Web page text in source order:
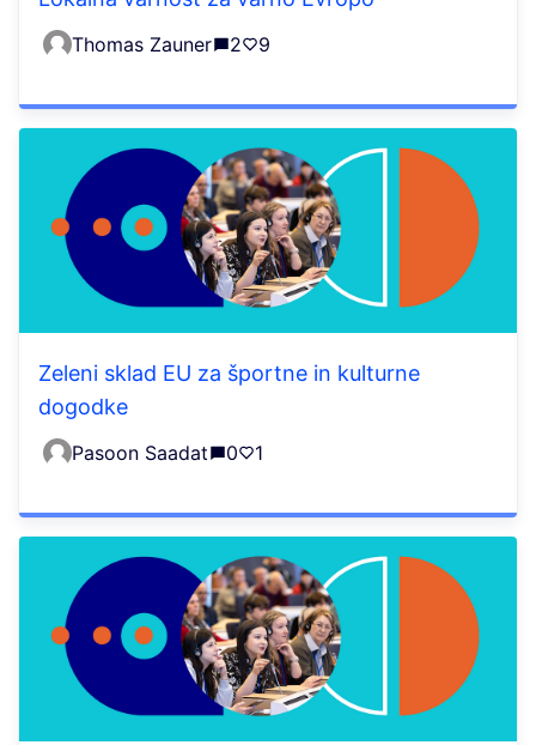
Thomas Zauner 2 9
Zeleni sklad EU za športne in kulturne
dogodke
Pasoon Saadat 0 1